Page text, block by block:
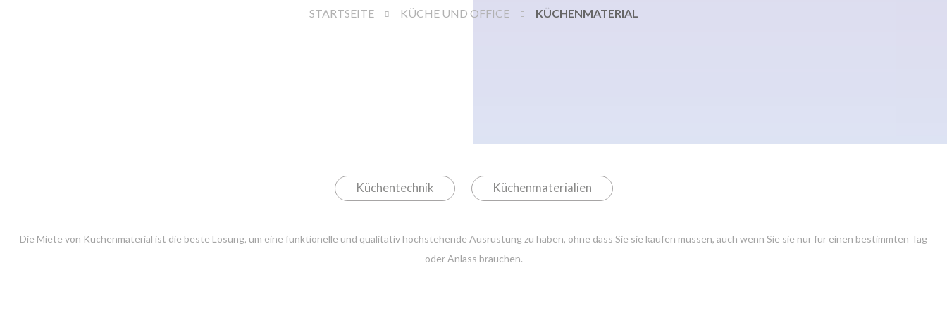
STARTSEITE KÜCHE UND OFFICE KÜCHENMATERIAL
Küchentechnik Küchenmaterialien
Die Miete von Küchenmaterial ist die beste Lösung, um eine funktionelle und qualitativ hochstehende Ausrüstung zu haben, ohne dass Sie sie kaufen müssen, auch wenn Sie sie nur für einen bestimmten Tag
oder Anlass brauchen.